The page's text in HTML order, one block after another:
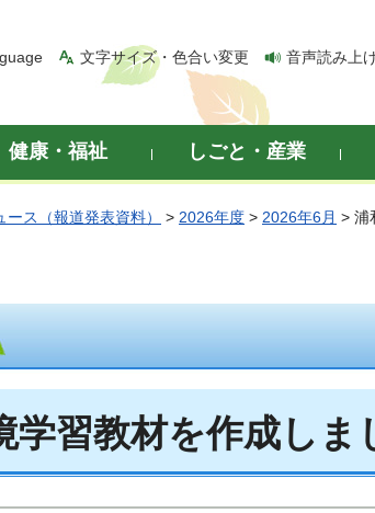
文字サイズ・色合い変更 音声読み上
健康・福祉 しごと・産業
ース（報道発表資料） > 2026年度 > 2026年6月 > 浦
習教材を作成しま